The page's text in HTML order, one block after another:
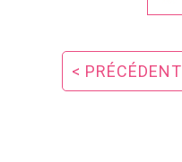
< PRÉCÉDENT